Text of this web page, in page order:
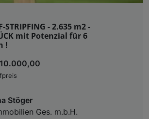
STRIPFING - 2.635 m2 -
mit Potenzial für 6
!
Stöger
Ges. m.b.H.